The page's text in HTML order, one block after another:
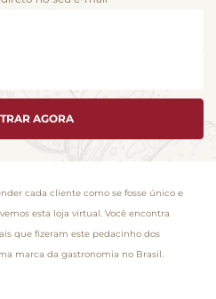
AGORA
cada cliente como se fosse único e
esta loja virtual. Você encontra
que fizeram este pedacinho dos
marca da gastronomia no Brasil.